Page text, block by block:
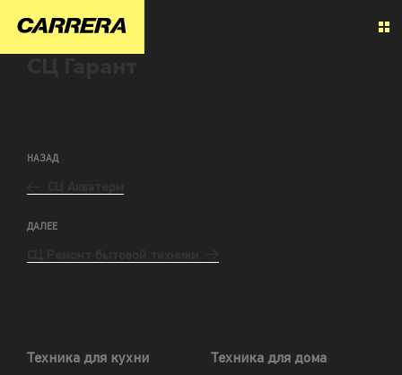
НАЗАД
ДАЛЕЕ
Техника для кухни Техника для дома